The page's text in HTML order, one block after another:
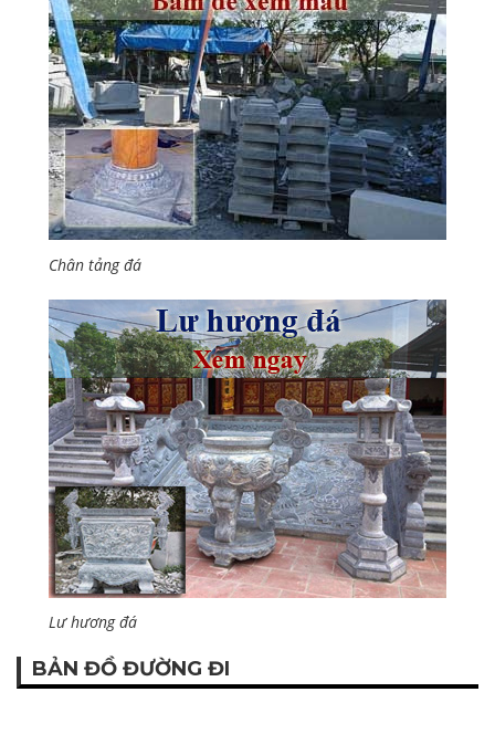
Chân tảng đá
Lư hương đá
BẢN ĐỒ ĐƯỜNG ĐI